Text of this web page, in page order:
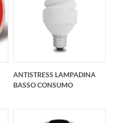
Antistress cubo di
Rubik personalizzato
56x56x56 mm
ANTISTRESS LAMPADINA
BASSO CONSUMO